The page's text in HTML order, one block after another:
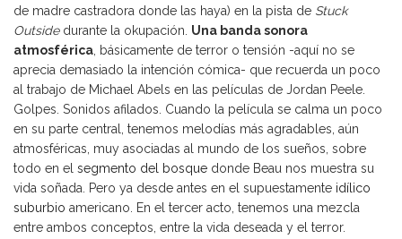
de madre castradora donde las haya) en la pista de Stuck
Outsidedurante la okupación. Una banda sonora
atmosférica, básicamente de terror o tensión -aquí no se
aprecia demasiado la intención cómica- que recuerda un poco
al trabajo de Michael Abels en las películas de Jordan Peele.
Golpes. Sonidos afilados. Cuando la película se calma un poco
en su parte central, tenemos melodías más agradables, aún
atmosféricas, muy asociadas al mundo de los sueños, sobre
todo en el segmento del bosque donde Beau nos muestra su
vida soñada. Pero ya desde antes en el supuestamente idílico
suburbio americano. En el tercer acto, tenemos una mezcla
entre ambos conceptos, entre la vida deseada y el terror.